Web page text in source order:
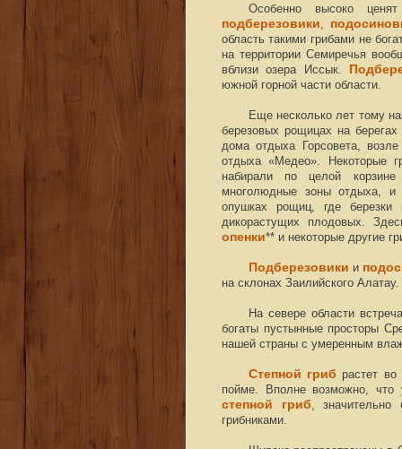
Особенно высоко
подберезовики
область такими грибами не
на территории Семиречья
вблизи озера Иссык.
южной горной части области.
Еще несколько лет тому
березовых рощицах на
дома отдыха Горсовета,
отдыха «Медео». Некоторые
набирали по целой
многолюдные зоны отдыха,
опушках рощиц, где
дикорастущих плодовых.
опенки** и некоторые другие
Подберезовики и
на склонах Заилийского Алатау.
На севере области
богаты пустынные просторы
нашей страны с умеренным
Степной гриб растет
пойме. Вполне возможно, что
степной гриб ,
грибниками.